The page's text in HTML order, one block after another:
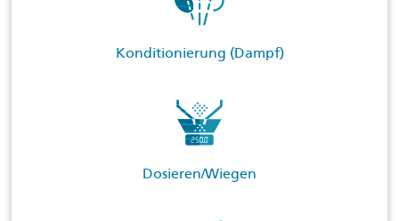
Konditionierung (Dampf)
Dosieren/Wiegen